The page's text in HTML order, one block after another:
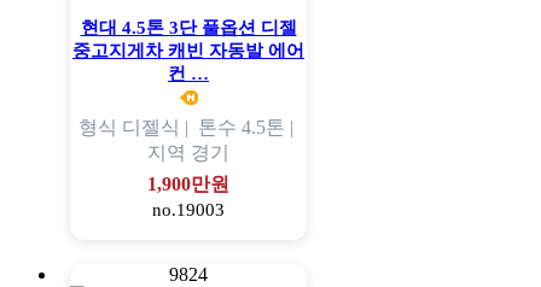
현대 4.5톤 3단 풀옵션 디젤
중고지게차 캐빈 자동발 에어
컨 …
형식 디젤식 | 톤수 4.5톤 |
지역 경기
1,900만원
no.19003
9824